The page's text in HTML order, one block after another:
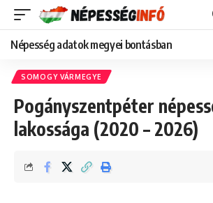
Népesség adatok megyei bontásban
SOMOGY VÁRMEGYE
Pogányszentpéter
lakossága (2020 – 2026)